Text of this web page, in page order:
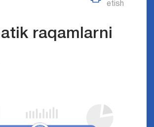
etish
raqamlarni